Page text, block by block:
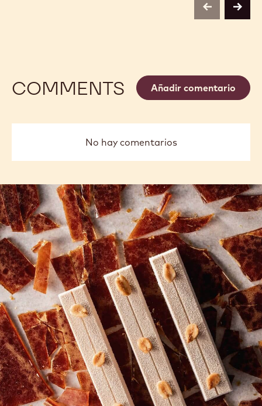
previousnext
COMMENTS Añadir comentario
No hay comentarios